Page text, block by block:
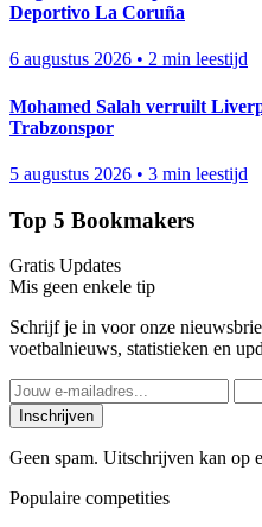
Deportivo La Coruña
6 augustus 2026 • 2 min leestijd
Mohamed Salah verruilt
Trabzonspor
5 augustus 2026 • 3 min leestijd
Top 5 Bookmakers
Gratis Updates
Mis geen enkele tip
Schrijf je in voor onze
voetbalnieuws, statistieken en
Inschrijven
Geen spam. Uitschrijven kan op
Populaire competities